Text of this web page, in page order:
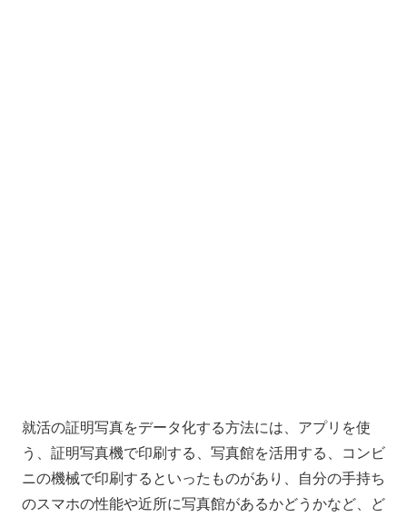
就活の証明写真をデータ化する方法には、アプリを使
う、証明写真機で印刷する、写真館を活用する、コンビ
ニの機械で印刷するといったものがあり、自分の手持ち
のスマホの性能や近所に写真館があるかどうかなど、ど